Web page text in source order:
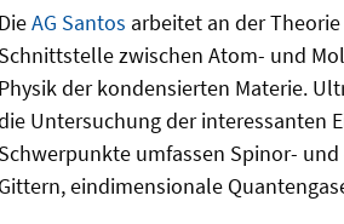
DieAG Santos arbeitet an der
Schnittstelle zwischen Atom- und
Physik der kondensierten Materie.
Untersuchung der interessanten
Schwerpunkte umfassen Spinor-
Gittern, eindimensionale